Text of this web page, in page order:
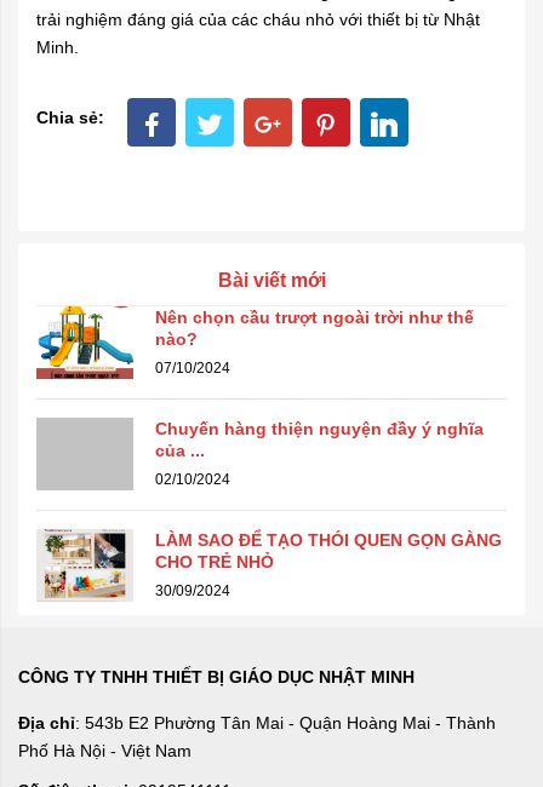
trải nghiệm đáng giá của các cháu nhỏ với thiết bị từ Nhật
Minh.
Chia sẻ:
Bài viết mới
Nên chọn cầu trượt ngoài trời như thế
nào?
07/10/2024
Chuyến hàng thiện nguyện đầy ý nghĩa
của ...
02/10/2024
LÀM SAO ĐỂ TẠO THÓI QUEN GỌN GÀNG
CHO TRẺ NHỎ
30/09/2024
CÔNG TY TNHH THIẾT BỊ GIÁO DỤC NHẬT MINH
Địa chỉ: 543b E2 Phường Tân Mai - Quận Hoàng Mai - Thành
Phố Hà Nội - Việt Nam